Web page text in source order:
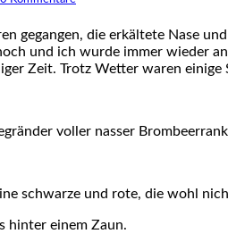
gegangen, die erkältete Nase
und ich wurde immer wieder
Zeit. Trotz Wetter waren einige
voller nasser
schwarze und rote, die wohl